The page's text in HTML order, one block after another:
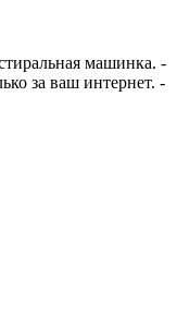
машинка. -
за ваш интернет. -